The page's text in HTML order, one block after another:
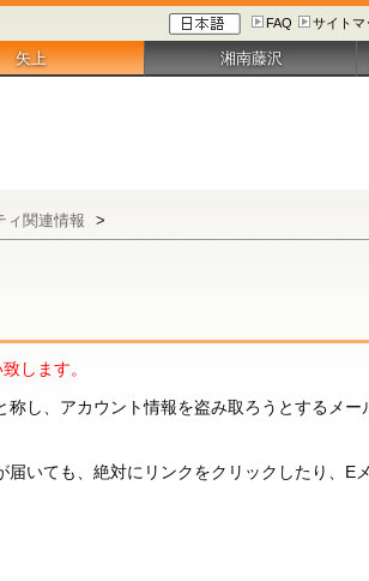
FAQ サイトマ
ィ関連情報 >
します。
し、アカウント情報を盗み取ろうとするメ
いても、絶対にリンクをクリックしたり、
矢上 湘南藤沢